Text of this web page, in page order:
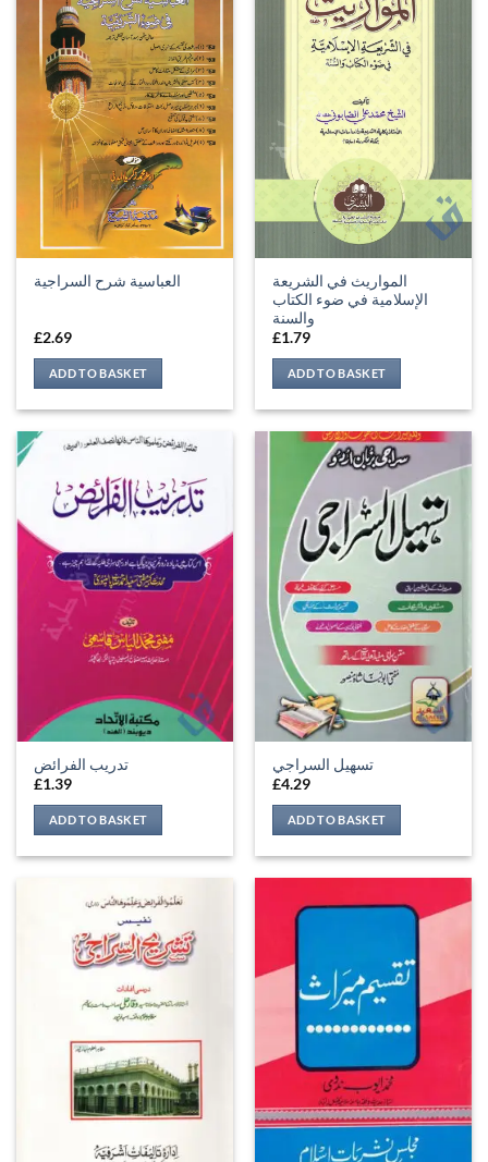
العباسية شرح السراجية
£2.69
ADD TO BASKET
المواريث في الشريعة
الإسلامية في ضوء الكتاب
والسنة
£1.79
ADD TO BASKET
تدريب الفرائض
£1.39
ADD TO BASKET
تسهيل السراجي
£4.29
ADD TO BASKET